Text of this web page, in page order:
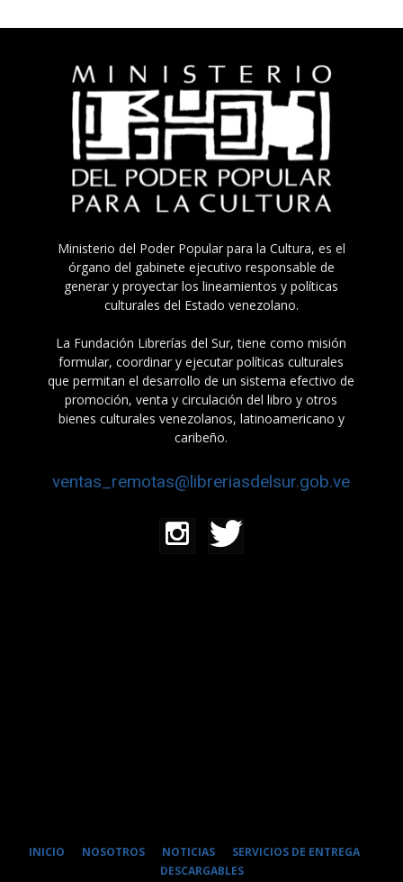
Ministerio del Poder Popular para la Cultura, es el
órgano del gabinete ejecutivo responsable de
generar y proyectar los lineamientos y políticas
culturales del Estado venezolano.
La Fundación Librerías del Sur, tiene como misión
formular, coordinar y ejecutar políticas culturales
que permitan el desarrollo de un sistema efectivo de
promoción, venta y circulación del libro y otros
bienes culturales venezolanos, latinoamericano y
caribeño.
ventas_remotas@libreriasdelsur.gob.ve
INICIO NOSOTROS NOTICIAS
SERVICIOS DE ENTREGA
DESCARGABLES